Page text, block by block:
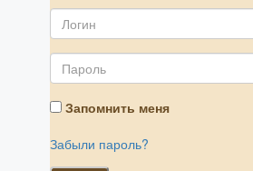
Запомнить меня
Забыли пароль?